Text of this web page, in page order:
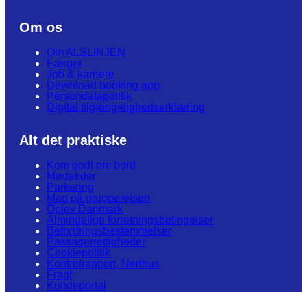
Om os
Om ALSLINJEN
Færger
Job & karriere
Download booking app
Persondatapolitik
Digital tilgængelighedserklæring
Alt det praktiske
Kom godt om bord
Mødetider
Parkering
Mad på grupperejsen
Oplev Danmark
Almindelige forretningsbetingelser
Befordringsbestemmelser
Passagerrettigheder
Cookiepolitik
Kontrolrapport, Nerthus
Fragt
Kundeportal